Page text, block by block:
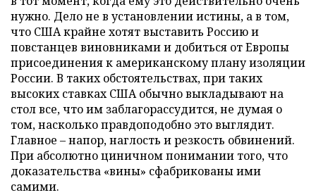
нужно. Дело не в установлении истины, а в том,
что США крайне хотят выставить Россию и
повстанцев виновниками и добиться от Европы
присоединения к американскому плану изоляции
России. В таких обстоятельствах, при таких
высоких ставках США обычно выкладывают на
стол все, что им заблагорассудится, не думая о
том, насколько правдоподобно это выглядит.
Главное – напор, наглость и резкость обвинений.
При абсолютно циничном понимании того, что
доказательства «вины» сфабрикованы ими
самими.